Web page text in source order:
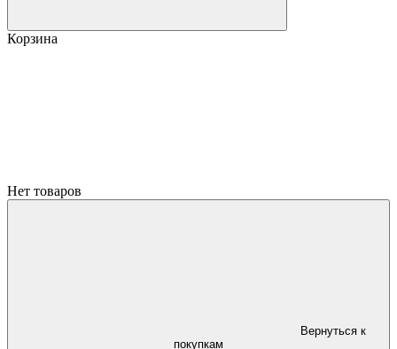
Корзина
Нет товаров
Вернуться к
покупкам